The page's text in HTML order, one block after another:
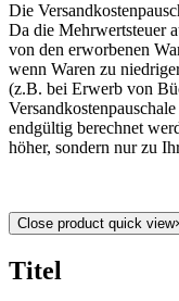
Die
Da die Mehrwertsteuer
von den erworbenen
wenn Waren zu
(z.B. bei Erwerb von
endgültig berechnet
höher, sondern nur zu
Close product quick view
Titel